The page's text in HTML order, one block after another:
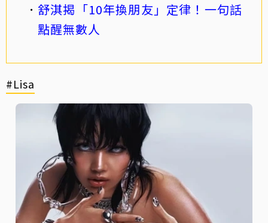
舒淇揭「10年換朋友」定律！一句話
點醒無數人
#Lisa